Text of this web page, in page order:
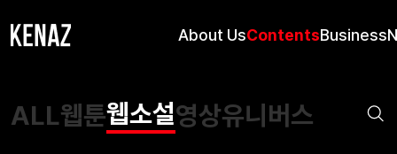
About UsContentsBusiness
ALL웹툰웹소설영상유니버스